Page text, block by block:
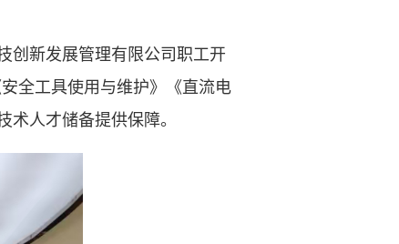
新发展管理有限公司职工开
全工具使用与维护》《直流电
技术人才储备提供保障。